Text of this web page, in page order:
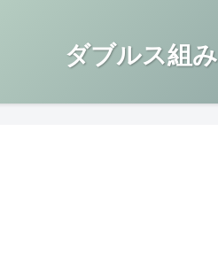
ダブルス組